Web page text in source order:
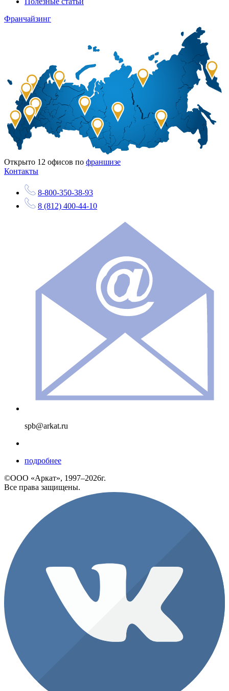
Франчайзинг
Открыто 12 офисов по франшизе
Контакты
8-800-350-38-93
8 (812) 400-44-10
spb@arkat.ru
подробнее
©ООО «Аркат», 1997–2026г.
Все права защищены.